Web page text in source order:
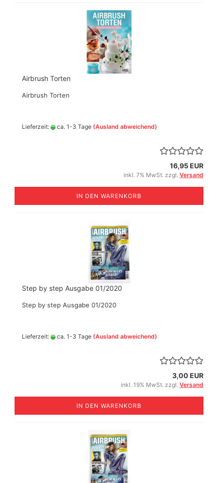
Airbrush Torten
Airbrush Torten
Lieferzeit: ca. 1-3 Tage (Ausland abweichend)
16,95 EUR
inkl. 7% MwSt. zzgl. Versand
IN DEN WARENKORB
Step by step Ausgabe 01/2020
Step by step Ausgabe 01/2020
Lieferzeit: ca. 1-3 Tage (Ausland abweichend)
3,00 EUR
inkl. 19% MwSt. zzgl. Versand
IN DEN WARENKORB